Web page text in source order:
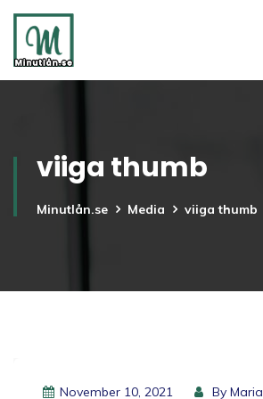
viiga thumb
Minutlån.se Media viiga thumb
November 10, 2021 By Maria